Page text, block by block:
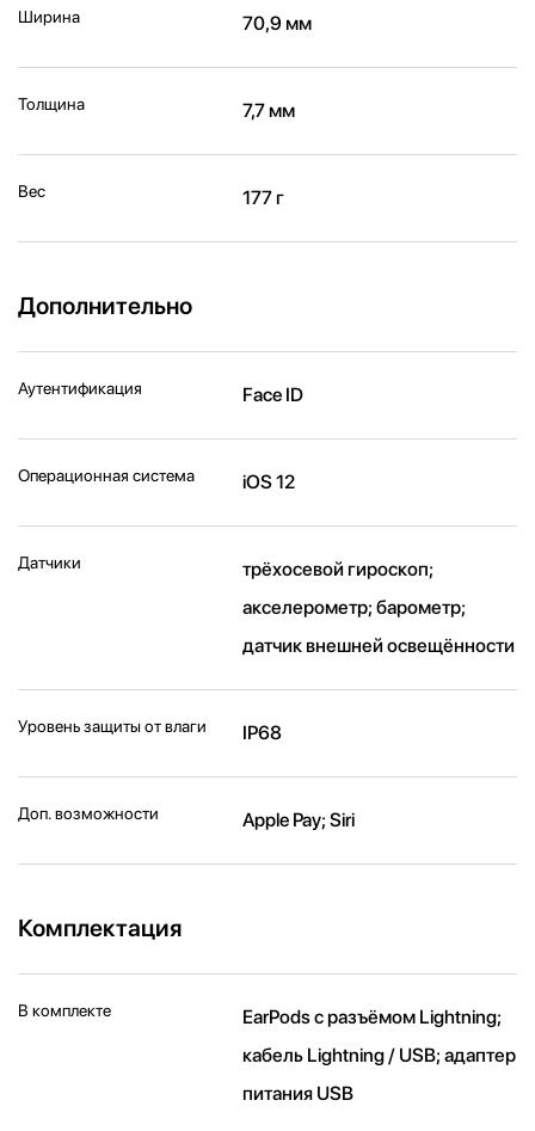
Ширина 70,9 мм
Толщина 7,7 мм
Вес 177 г
Дополнительно
Аутентификация Face ID
Операционная система iOS 12
Датчики
трёхосевой гироскоп;
акселерометр; барометр;
датчик внешней освещённости
Уровень защиты от влаги IP68
Доп. возможности Apple Pay; Siri
Комплектация
В комплекте
EarPods с разъёмом Lightning;
кабель Lightning / USB; адаптер
питания USB